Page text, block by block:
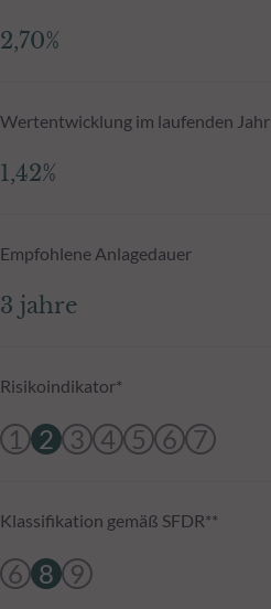
2,70%
Wertentwicklung im laufenden Jahr
1,42%
Empfohlene Anlagedauer
3 jahre
Risikoindikator*
1 2 3 4 5 6 7
Klassifikation gemäß SFDR**
6 8 9